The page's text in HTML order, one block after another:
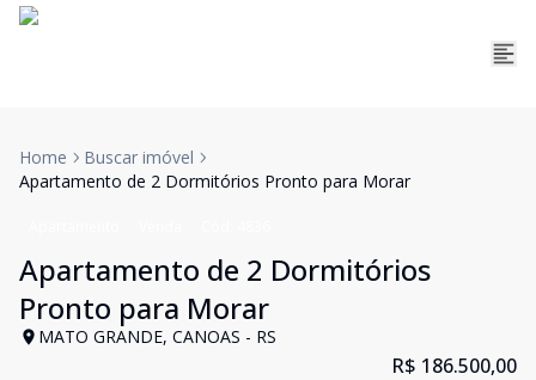
Home
Buscar imóvel
Apartamento de 2 Dormitórios Pronto para Morar
Apartamento de 2 Dormitórios
Pronto para Morar
MATO GRANDE, CANOAS - RS
R$ 186.500,00